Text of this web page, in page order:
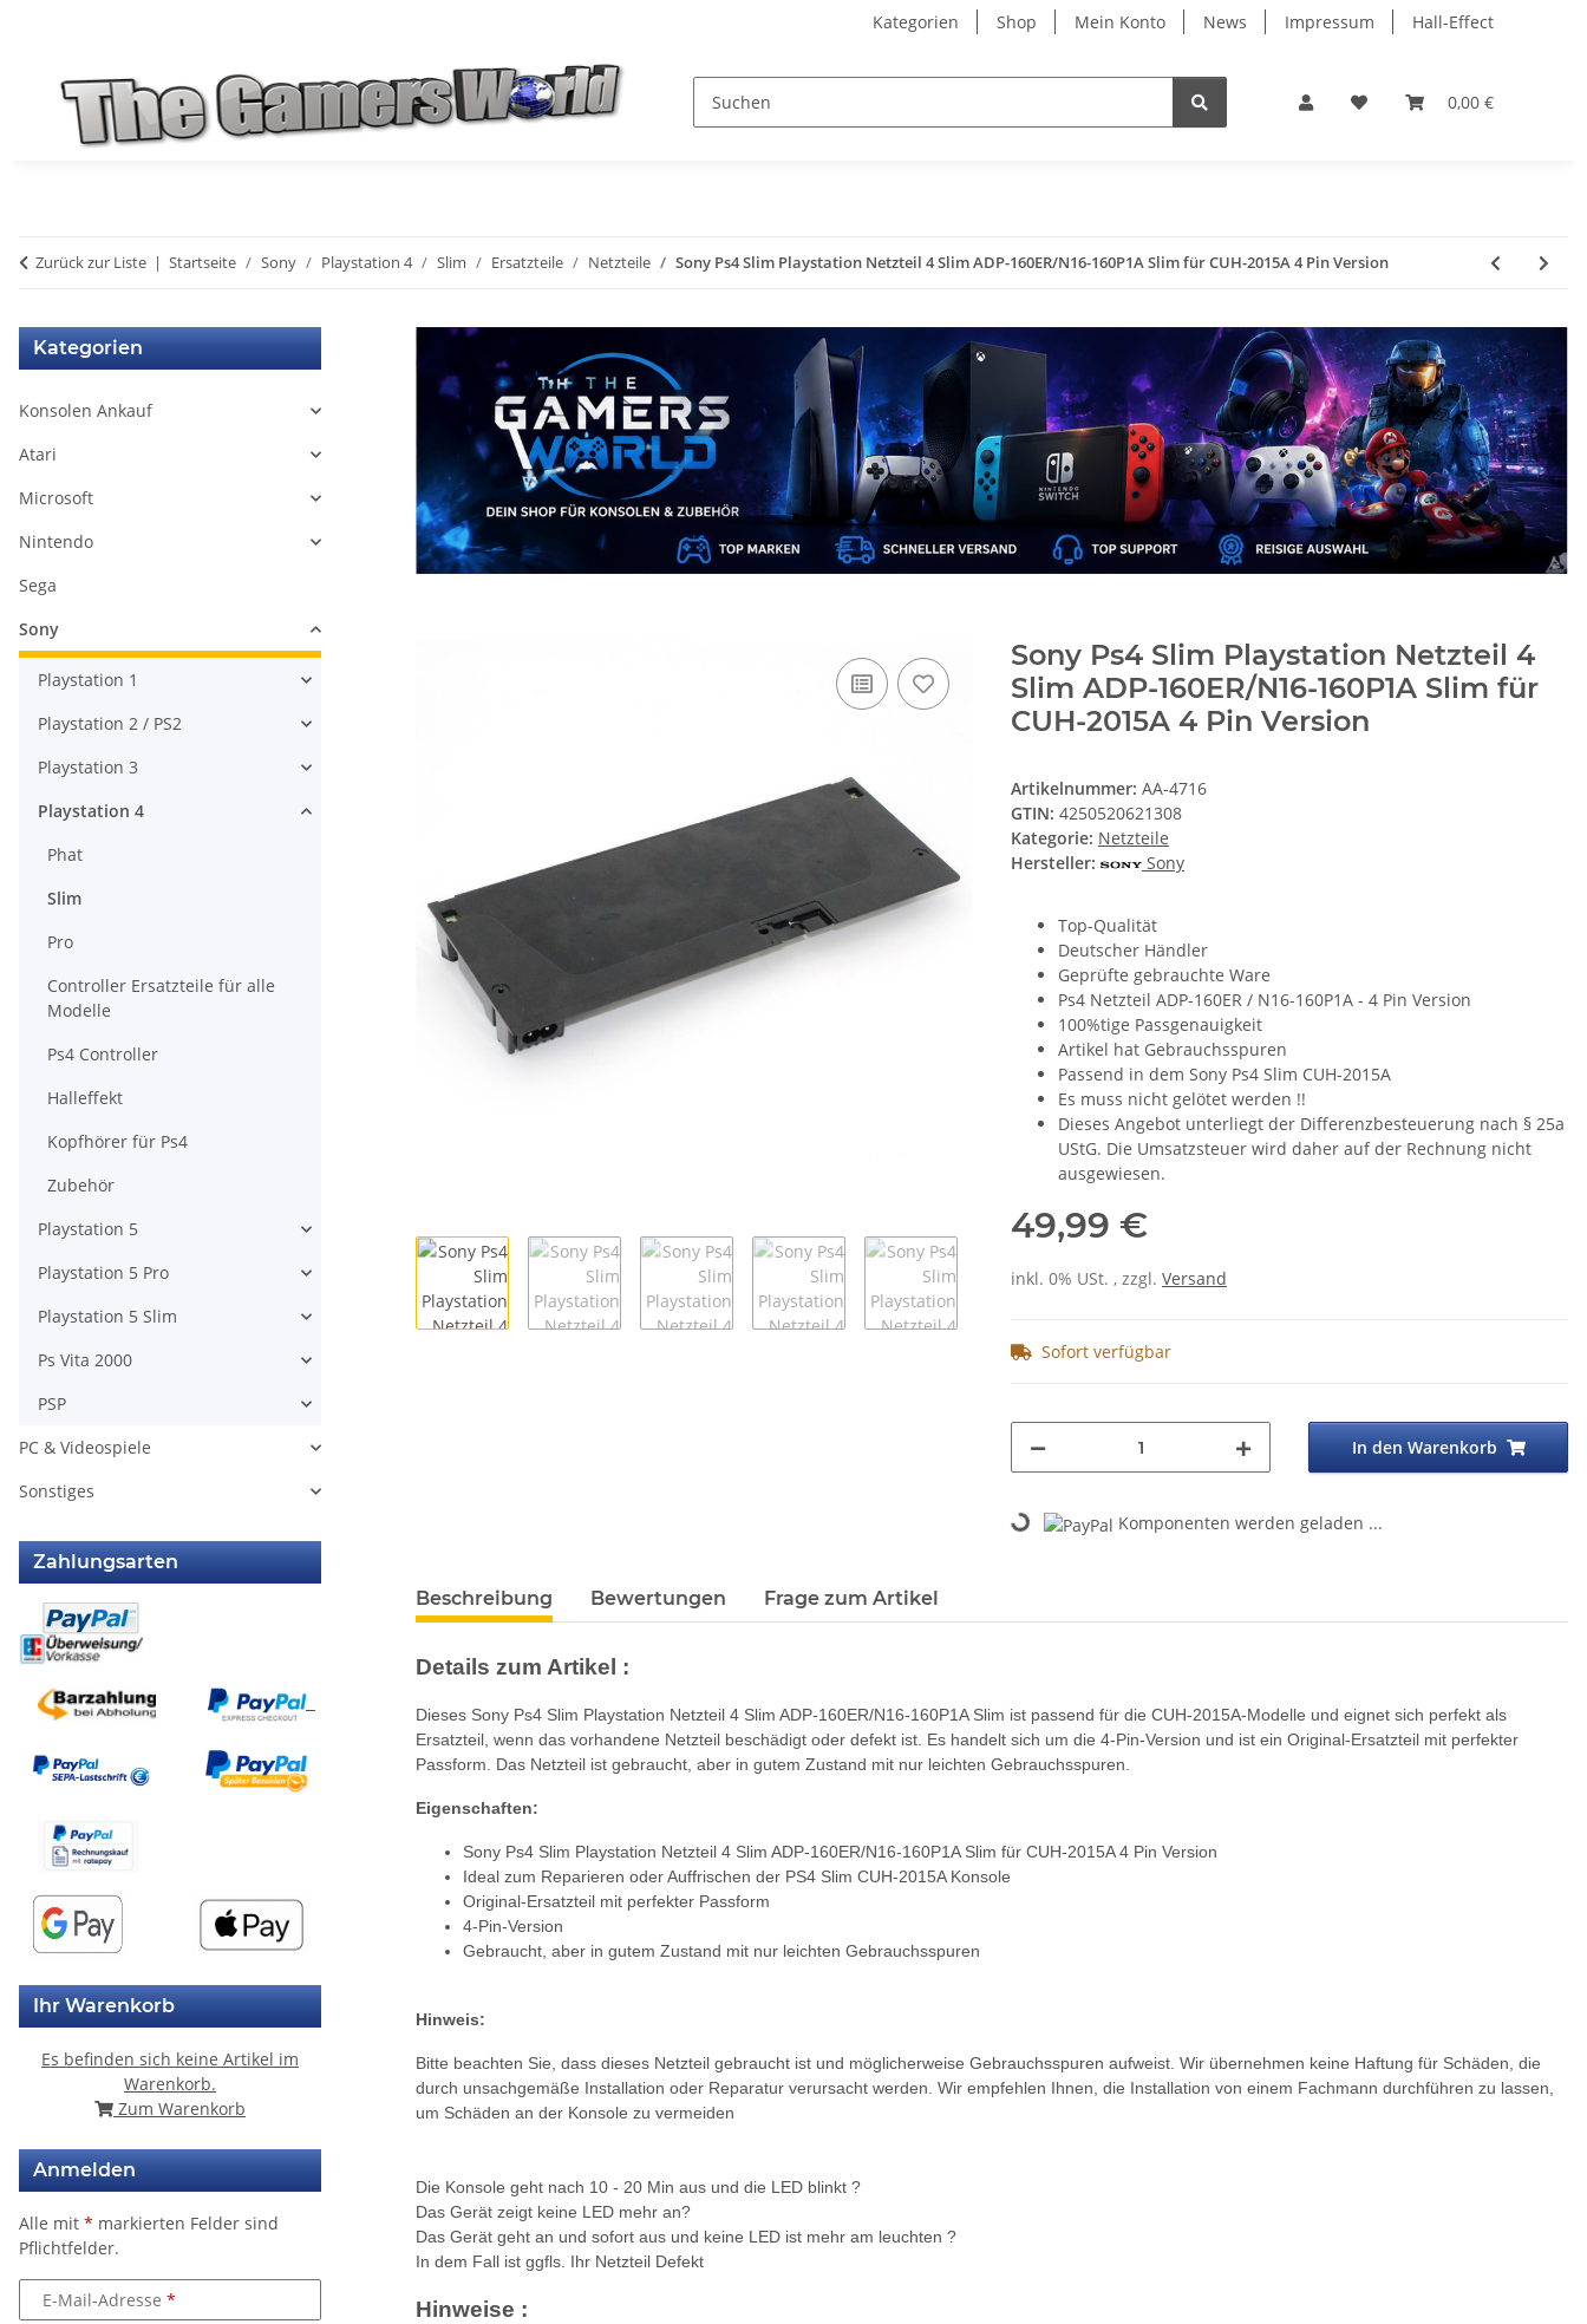
Kategorien Shop Mein Konto News Impressum Hall-Effect
0,00 €
Zurück zur Liste Startseite Sony Playstation 4 Slim Ersatzteile Netzteile Sony Ps4 Slim Playstation Netzteil 4 Slim ADP-160ER/N16-160P1A Slim für CUH-2015A 4 Pin Version
Sony Ps4 Slim Playstation Netzteil 4
Slim ADP-160ER/N16-160P1A Slim für
CUH-2015A 4 Pin Version
Artikelnummer: AA-4716
GTIN: 4250520621308
Kategorie: Netzteile
Hersteller:
Sony
Top-Qualität
Deutscher Händler
Geprüfte gebrauchte Ware
Ps4 Netzteil ADP-160ER / N16-160P1A - 4 Pin Version
100%tige Passgenauigkeit
Artikel hat Gebrauchsspuren
Passend in dem Sony Ps4 Slim CUH-2015A
Es muss nicht gelötet werden !!
Dieses Angebot unterliegt der Differenzbesteuerung nach § 25a
UStG. Die Umsatzsteuer wird daher auf der Rechnung nicht
ausgewiesen.
49,99 €
inkl. 0% USt. , zzgl. Versand
Sofort verfügbar
In den Warenkorb
Loading... Komponenten werden geladen ...
Beschreibung Bewertungen Frage zum Artikel
Details zum Artikel :
Dieses Sony Ps4 Slim Playstation Netzteil 4 Slim ADP-160ER/N16-160P1A Slim ist passend für die CUH-2015A-Modelle und eignet sich perfekt als
Ersatzteil, wenn das vorhandene Netzteil beschädigt oder defekt ist. Es handelt sich um die 4-Pin-Version und ist ein Original-Ersatzteil mit perfekter
Passform. Das Netzteil ist gebraucht, aber in gutem Zustand mit nur leichten Gebrauchsspuren.
Eigenschaften:
Sony Ps4 Slim Playstation Netzteil 4 Slim ADP-160ER/N16-160P1A Slim für CUH-2015A 4 Pin Version
Ideal zum Reparieren oder Auffrischen der PS4 Slim CUH-2015A Konsole
Original-Ersatzteil mit perfekter Passform
4-Pin-Version
Gebraucht, aber in gutem Zustand mit nur leichten Gebrauchsspuren
Hinweis:
Bitte beachten Sie, dass dieses Netzteil gebraucht ist und möglicherweise Gebrauchsspuren aufweist. Wir übernehmen keine Haftung für Schäden, die
durch unsachgemäße Installation oder Reparatur verursacht werden. Wir empfehlen Ihnen, die Installation von einem Fachmann durchführen zu lassen,
um Schäden an der Konsole zu vermeiden
Die Konsole geht nach 10 - 20 Min aus und die LED blinkt ?
Das Gerät zeigt keine LED mehr an?
Das Gerät geht an und sofort aus und keine LED ist mehr am leuchten ?
In dem Fall ist ggfls. Ihr Netzteil Defekt
Hinweise :
Kategorien
Konsolen Ankauf
Atari
Microsoft
Nintendo
Sega
Sony
Playstation 1
Playstation 2 / PS2
Playstation 3
Playstation 4
Phat
Slim
Pro
Controller Ersatzteile für alle
Modelle
Ps4 Controller
Halleffekt
Kopfhörer für Ps4
Zubehör
Playstation 5
Playstation 5 Pro
Playstation 5 Slim
Ps Vita 2000
PSP
PC & Videospiele
Sonstiges
Zahlungsarten
Ihr Warenkorb
Es befinden sich keine Artikel im
Warenkorb.
Zum Warenkorb
Anmelden
Alle mit * markierten Felder sind
Pflichtfelder.
E-Mail-Adresse